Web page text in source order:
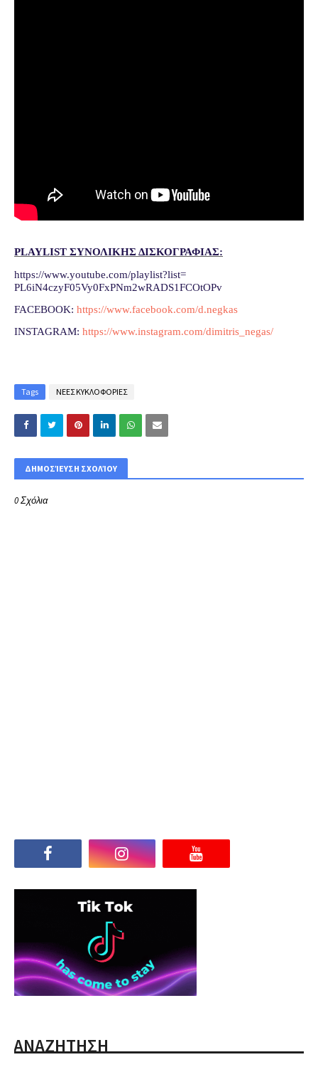
PLAYLIST ΣΥΝΟΛΙΚΗΣ ΔΙΣΚΟΓΡΑΦΙΑΣ:
https://www.youtube.com/playlist?list=
PL6iN4czyF05Vy0FxPNm2wRADS1FCOtOPv
FACEBOOK: https://www.facebook.com/d.negkas
INSTAGRAM: https://www.instagram.com/dimitris_negas/
Tags ΝΕΕΣ ΚΥΚΛΟΦΟΡΙΕΣ
ΔΗΜΟΣΊΕΥΣΗ ΣΧΟΛΊΟΥ
0 Σχόλια
ΑΝΑΖΗΤΗΣΗ